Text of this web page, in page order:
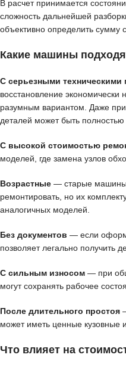
В расчет принимается
сложность дальнейшей
объективно определить сумму
Какие машины
С серьезными техническими
восстановление экономически
разумным вариантом. Даже при
деталей может быть полностью
С высокой стоимостью
моделей, где замена узлов
Возрастные — старые машины
ремонтировать, но их
аналогичных моделей.
Без документов — если
позволяет легально получить
С сильным износом — при
могут сохранять рабочее
После длительного простоя
может иметь ценные кузовные
Что влияет на